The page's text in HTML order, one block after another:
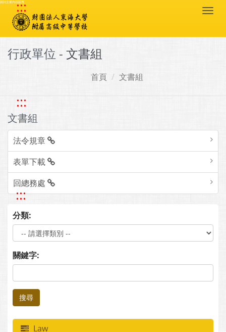
跳到主要內容區塊
:::
行政單位 - 文書組
首頁 文書組
:::
文書組
法令規章
表單下載
回總務處
:::
分類:
關鍵字:
搜尋
Law